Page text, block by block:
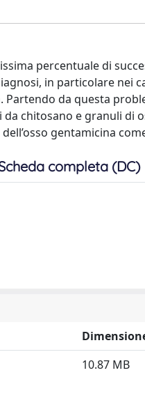
percentuale di
in particolare nei
da questa
chitosano e granuli di
gentamicina
completa (DC)
10.87 MB